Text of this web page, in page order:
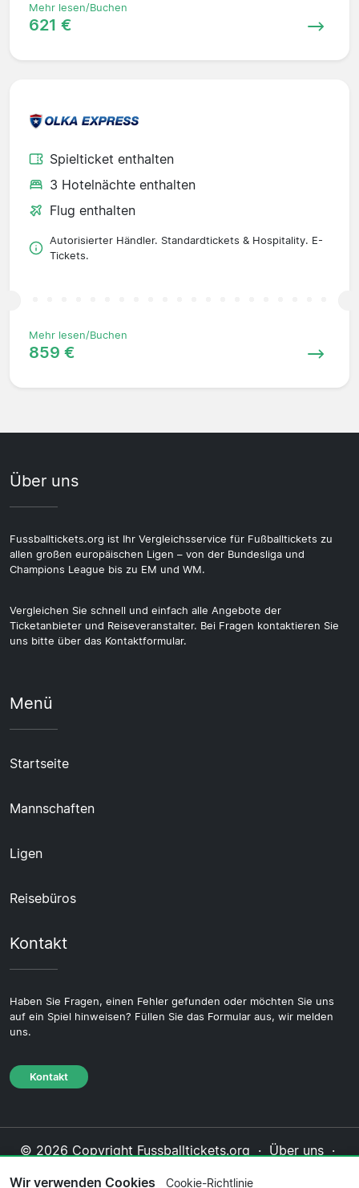
Mehr lesen/Buchen
621 €
Spielticket enthalten
3 Hotelnächte enthalten
Flug enthalten
Autorisierter Händler. Standardtickets & Hospitality. E-
Tickets.
Mehr lesen/Buchen
859 €
Über uns
Fussballtickets.org ist Ihr Vergleichsservice für Fußballtickets zu
allen großen europäischen Ligen – von der Bundesliga und
Champions League bis zu EM und WM.
Vergleichen Sie schnell und einfach alle Angebote der
Ticketanbieter und Reiseveranstalter. Bei Fragen kontaktieren Sie
uns bitte über das Kontaktformular.
Menü
Startseite
Mannschaften
Ligen
Reisebüros
Kontakt
Haben Sie Fragen, einen Fehler gefunden oder möchten Sie uns
auf ein Spiel hinweisen? Füllen Sie das Formular aus, wir melden
uns.
Kontakt
© 2026 Copyright Fussballtickets.org · Über uns ·
Wir verwenden Cookies Cookie-Richtlinie